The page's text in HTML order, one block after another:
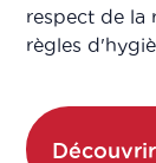
respect de la
règles